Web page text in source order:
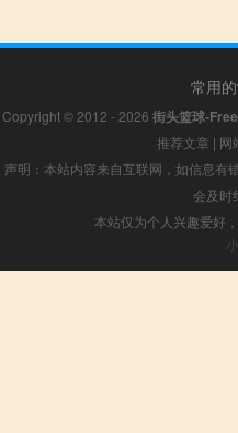
常用
Copyright © 2012 - 2026 街头篮球-
推荐文章 | 网
声明：本站内容来自互联网，如信息有
会及时
本站仅为个人兴趣爱好